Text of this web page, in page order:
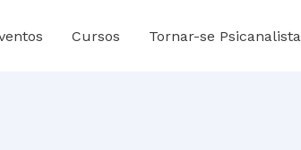
Cursos Tornar-se Psicanalista